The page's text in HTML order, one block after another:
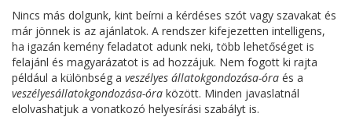
Nincs más dolgunk, kint beírni a kérdéses szót vagy szavakat és
már jönnek is az ajánlatok. A rendszer kifejezetten intelligens,
ha igazán kemény feladatot adunk neki, több lehetőséget is
felajánl és magyarázatot is ad hozzájuk. Nem fogott ki rajta
például a különbség a veszélyes állatokgondozása-óra és a
veszélyesállatokgondozása-óra között. Minden javaslatnál
elolvashatjuk a vonatkozó helyesírási szabályt is.